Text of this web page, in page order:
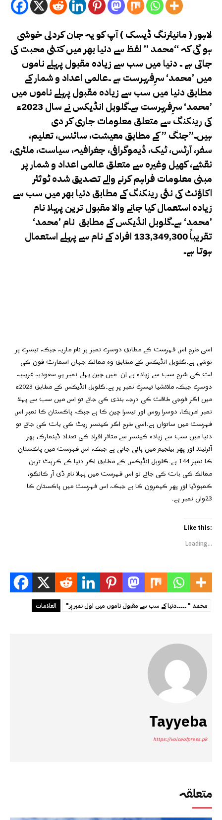
متعلقہ
لاہور ( مانیٹرنگ ڈیسک ) آپ کو یہ جان کردلی خوشی
ہو گی کہ “محمد ” لفظ سے دنیا بھر میں کتنی محبت کی
جاتی ہے ۔ دنیا میں سب سے زیادہ مقبول پہلے ناموں
میں ’محمد‘ سرِفہرست ہے ۔عالمی اعداد و شمار کے
مطابق دنیا میں سب سے زیادہ مقبول پہلے ناموں میں
’محمد‘ سرِفہرست ہے۔
گلوبل انڈیکس نے سال 2023ء
کی رینکنگ سے متعلق معلومات جاری کر دی
ہیں۔”جنگ ” کے مطابق معیشت، سائنس، تعلیم،
سفر، آرٹس، ٹیک، ڈیموگرافی، جغرافیہ، سیاست، ملٹری،
نقشے، کھیل وغیرہ سے متعلق عالمی اعداد و شمار پر
مبنی معلومات فراہم کرنے والے تصدیق شدہ ٹوئٹر
اکاؤنٹ کی نئی رینکنگ کے مطابق دنیا بھر میں سب سے
زیادہ استعمال کیا جانے والا مقبول ترین پہلا نام
’محمد‘ ہے۔گلوبل انڈیکس کے مطابق نام ’محمد‘
تقریباً 133,349,300 افراد کے نام سے پہلے استعمال
ہوتا ہے۔
اسی طرح اس فہرست کے مطابق دوسرے نمبر پر نام ماریہ جبکہ تیسرے پر
نوشی ہے۔گلوبل انڈیکس کے مطابق وہ ممالک جہاں اسمارٹ فون کی
لت کی شرح سب سے زیادہ ہے اِن میں چین پہلے نمبر پر، سعودیہ عریبیہ
دوسرے جبکہ ملائشیا تیسرے نمبر پر ہے۔گلوبل انڈیکس کے مطابق 2023ء
میں اگر فوجی طاقت کی درجہ بندی کی جائے تو اس میں سب سے پہلا
نمبر امریکا، دوسرا روس اور تیسرا چین کا ہے جبکہ پاکستان کا نمبر اس
فہرست میں ساتواں ہے۔اسی طرح اگر کینسر ریٹ کی بات کی جائے تو
دنیا میں سب سے زیادہ کینسر سے متاثر افراد کی تعداد ڈینمارک، پھر
آئرلیند اور پھر بیلجیم میں پائی جاتی ہے جبکہ اس فہرست میں پاکستان
کا نمبر 144 ہے۔گلوبل انڈیکس کے مطابق اگر دنیا کے کرپٹ ترین
ممالک کی بات کی جائے تو اس فہرست میں پہلا نام ڈی آر کانگو،
کمبوڈیا اور پھر کیمرون کا ہے جبکہ اس فہرست میں پاکستان کا
23واں نمبر ہے۔
Like this:
Loading...
العلامات "محمد " ۔۔۔۔۔دنیا کے سب سے مقبول ناموں میں اول نمبر پر
Tayyeba
https://voiceofpress.pk